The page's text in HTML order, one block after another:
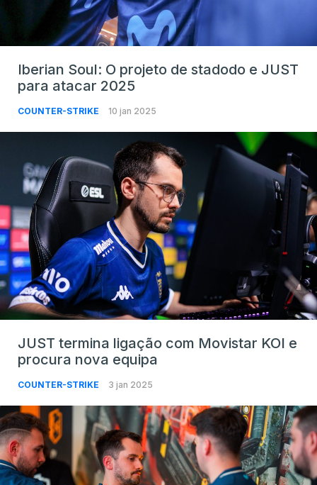
Iberian Soul: O projeto de stadodo e JUST
para atacar 2025
COUNTER-STRIKE 10 jan 2025
JUST termina ligação com Movistar KOI e
procura nova equipa
COUNTER-STRIKE 3 jan 2025